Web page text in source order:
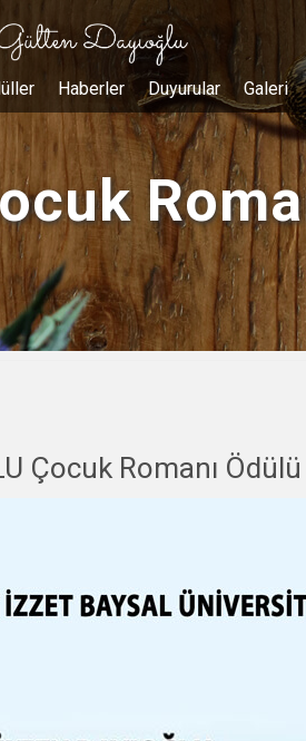
Haberler Duyurular Galeri
Çocuk Romanı